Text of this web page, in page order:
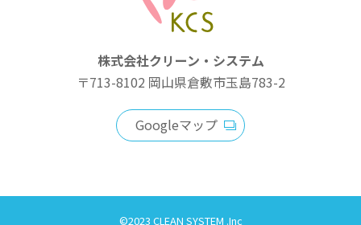
株式会社クリーン・システム
〒713-8102 岡山県倉敷市玉島783-2
Googleマップ
©2023 CLEAN SYSTEM .Inc